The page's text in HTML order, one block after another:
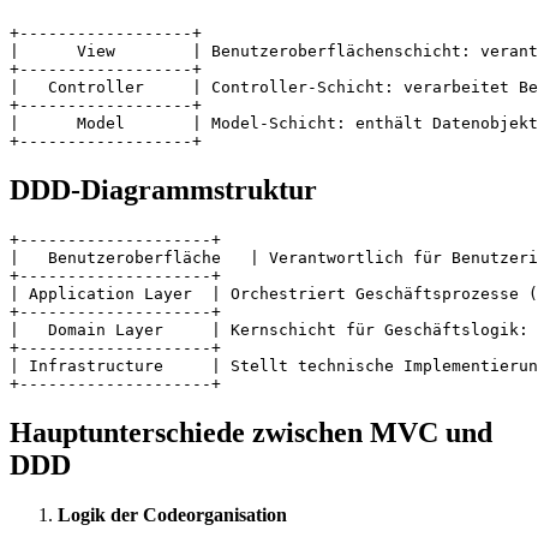
+------------------+
|      View        | Benutzeroberflächenschicht:
+------------------+
|   Controller     | Controller-Schicht: verarbeitet
+------------------+
|      Model       | Model-Schicht: enthält
DDD-Diagrammstruktur
+--------------------+
|   Benutzeroberfläche   | Verantwortlich für
+--------------------+
| Application Layer  | Orchestriert Geschäftsprozesse
+--------------------+
|   Domain Layer     | Kernschicht für Geschäftslogik:
+--------------------+
| Infrastructure     | Stellt technische
Hauptunterschiede zwischen MVC und
DDD
Logik der Codeorganisation